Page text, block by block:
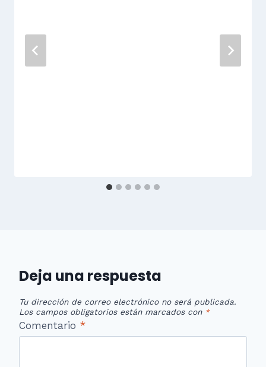
Deja una respuesta
Tu dirección de correo electrónico no será publicada.
Los campos obligatorios están marcados con *
Comentario *